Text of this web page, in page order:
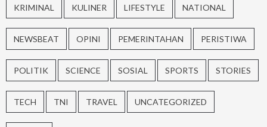
KRIMINAL KULINER LIFESTYLE NATIONAL
NEWSBEAT OPINI PEMERINTAHAN PERISTIWA
POLITIK SCIENCE SOSIAL SPORTS STORIES
TECH TNI TRAVEL UNCATEGORIZED